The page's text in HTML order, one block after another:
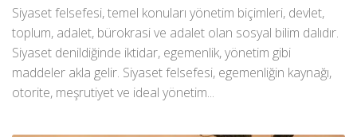
Siyaset felsefesi, temel konuları yönetim biçimleri, devlet,
toplum, adalet, bürokrasi ve adalet olan sosyal bilim dalıdır.
Siyaset denildiğinde iktidar, egemenlik, yönetim gibi
maddeler akla gelir. Siyaset felsefesi, egemenliğin kaynağı,
otorite, meşrutiyet ve ideal yönetim...